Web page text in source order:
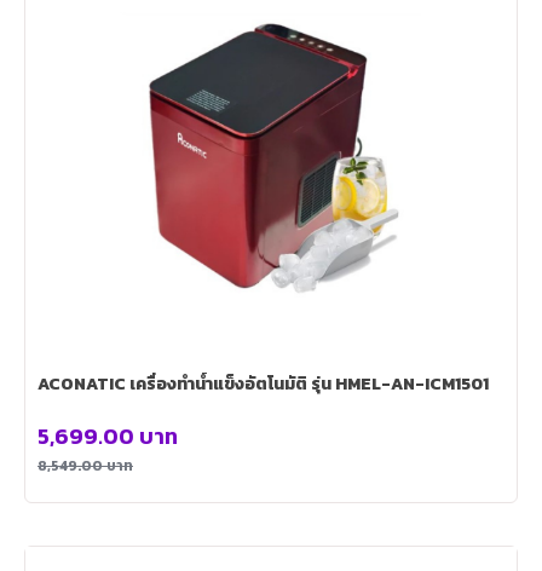
ACONATIC เครื่องทำน้ำแข็งอัตโนมัติ รุ่น HMEL-AN-ICM1501
8,549.00บาท
5,699.00 บาท